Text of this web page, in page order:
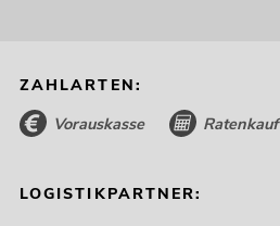
ZAHLARTEN:
Vorauskasse Ratenkauf
LOGISTIKPARTNER: